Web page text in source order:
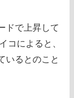
ドで上昇して
コによると、
いるとのこと